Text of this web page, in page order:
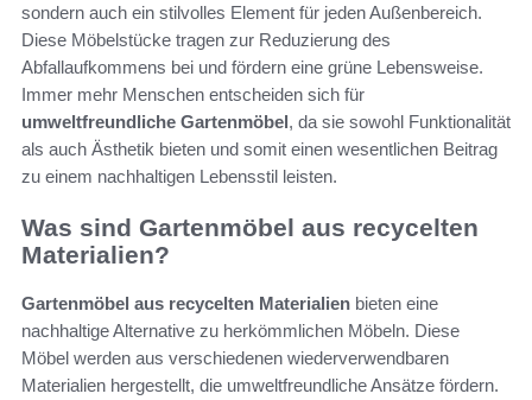
sondern auch ein stilvolles Element für jeden Außenbereich.
Diese Möbelstücke tragen zur Reduzierung des
Abfallaufkommens bei und fördern eine grüne Lebensweise.
Immer mehr Menschen entscheiden sich für
umweltfreundliche Gartenmöbel, da sie sowohl Funktionalität
als auch Ästhetik bieten und somit einen wesentlichen Beitrag
zu einem nachhaltigen Lebensstil leisten.
Was sind Gartenmöbel aus recycelten
Materialien?
Gartenmöbel aus recycelten Materialien bieten eine
nachhaltige Alternative zu herkömmlichen Möbeln. Diese
Möbel werden aus verschiedenen wiederverwendbaren
Materialien hergestellt, die umweltfreundliche Ansätze fördern.